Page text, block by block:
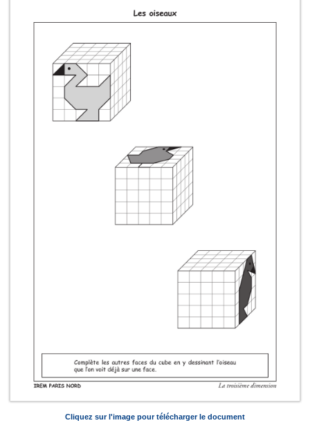
Cliquez sur l'image pour télécharger le document